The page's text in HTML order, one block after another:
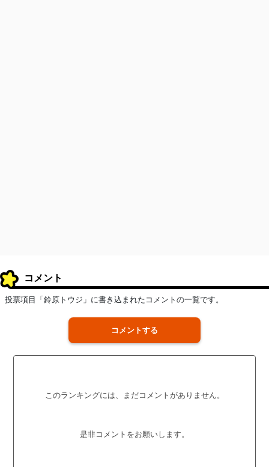
コメント
投票項目「鈴原トウジ」に書き込まれたコメントの一覧です。
コメントする
このランキングには、まだコメントがありません。
是非コメントをお願いします。